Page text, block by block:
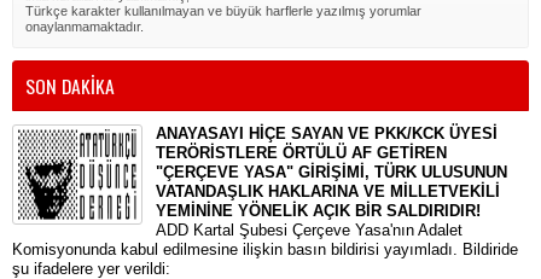
Türkçe karakter kullanılmayan ve büyük harflerle yazılmış yorumlar
onaylanmamaktadır.
SON DAKİKA
ANAYASAYI HİÇE SAYAN VE PKK/KCK ÜYESİ
TERÖRİSTLERE ÖRTÜLÜ AF GETİREN
"ÇERÇEVE YASA" GİRİŞİMİ, TÜRK ULUSUNUN
VATANDAŞLIK HAKLARINA VE MİLLETVEKİLİ
YEMİNİNE YÖNELİK AÇIK BİR SALDIRIDIR!
ADD Kartal Şubesi Çerçeve Yasa'nın Adalet
Komisyonunda kabul edilmesine ilişkin basın bildirisi yayımladı. Bildiride
şu ifadelere yer verildi: